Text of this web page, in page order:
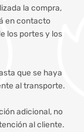
la compra,
en contacto
los portes y los
que se haya
al transporte.
adicional, no
al cliente.